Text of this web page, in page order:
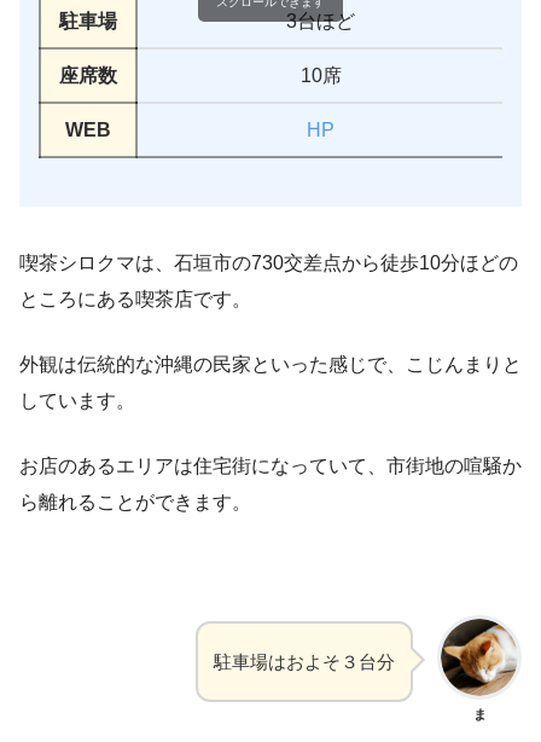
駐車場 3台ほど
座席数 10席
WEB HP
喫茶シロクマは、石垣市の730交差点から徒歩10分ほどの
ところにある喫茶店です。
外観は伝統的な沖縄の民家といった感じで、こじんまりと
しています。
お店のあるエリアは住宅街になっていて、市街地の喧騒か
ら離れることができます。
ま
駐車場はおよそ３台分